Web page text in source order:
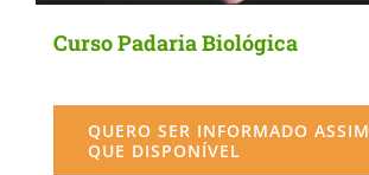
Curso Padaria Biológica
QUERO SER INFORMADO ASSIM
QUE DISPONÍVEL